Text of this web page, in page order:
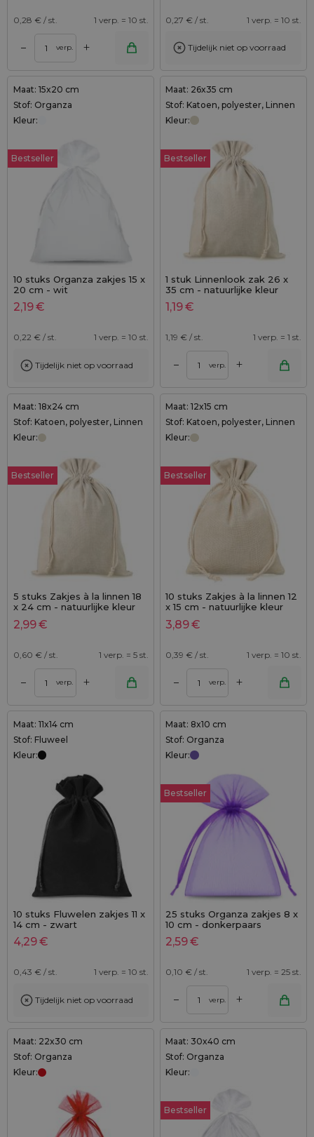
0,28 € / st. 1 verp. = 10 st.
– verp. +
0,27 € / st. 1 verp. = 10 st.
Tijdelijk niet op voorraad
Maat: 15x20 cm
Stof: Organza
Kleur:
Bestseller
10 stuks Organza zakjes 15 x
20 cm - wit
2,19€
0,22 € / st. 1 verp. = 10 st.
Tijdelijk niet op voorraad
Maat: 26x35 cm
Stof: Katoen, polyester, Linnen
Kleur:
Bestseller
1 stuk Linnenlook zak 26 x
35 cm - natuurlijke kleur
1,19€
1,19 € / st. 1 verp. = 1 st.
– verp. +
Maat: 18x24 cm
Stof: Katoen, polyester, Linnen
Kleur:
Bestseller
5 stuks Zakjes à la linnen 18
x 24 cm - natuurlijke kleur
2,99€
0,60 € / st. 1 verp. = 5 st.
– verp. +
Maat: 12x15 cm
Stof: Katoen, polyester, Linnen
Kleur:
Bestseller
10 stuks Zakjes à la linnen 12
x 15 cm - natuurlijke kleur
3,89€
0,39 € / st. 1 verp. = 10 st.
– verp. +
Maat: 11x14 cm
Stof: Fluweel
Kleur:
10 stuks Fluwelen zakjes 11 x
14 cm - zwart
4,29€
0,43 € / st. 1 verp. = 10 st.
Tijdelijk niet op voorraad
Maat: 8x10 cm
Stof: Organza
Kleur:
Bestseller
25 stuks Organza zakjes 8 x
10 cm - donkerpaars
2,59€
0,10 € / st. 1 verp. = 25 st.
– verp. +
Maat: 22x30 cm
Stof: Organza
Kleur:
Maat: 30x40 cm
Stof: Organza
Kleur:
Bestseller